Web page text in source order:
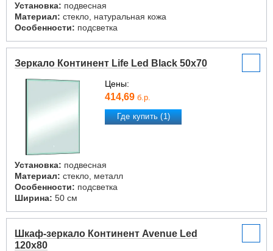
Установка: подвесная
Материал: стекло, натуральная кожа
Особенности: подсветка
Зеркало Континент Life Led Black 50x70
Цены:
414,69 б.р.
Где купить (1)
Установка: подвесная
Материал: стекло, металл
Особенности: подсветка
Ширина: 50 см
Шкаф-зеркало Континент Avenue Led
120х80